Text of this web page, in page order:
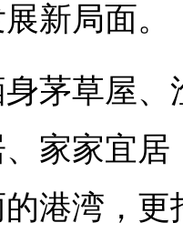
新局面。
茅草屋
家家宜
港湾，